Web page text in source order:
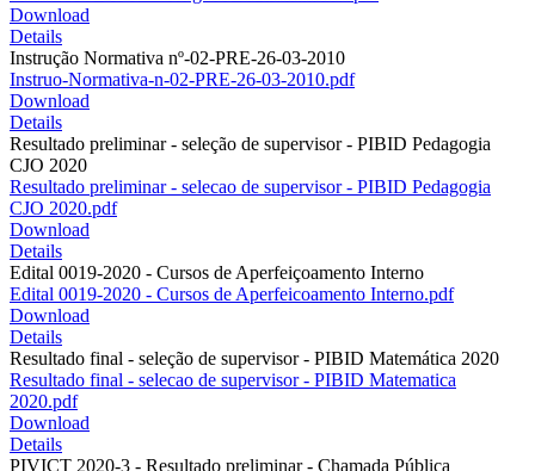
Download
Details
Instrução Normativa nº-02-PRE-26-03-2010
Instruo-Normativa-n-02-PRE-26-03-2010.pdf
Download
Details
Resultado preliminar - seleção de supervisor - PIBID Pedagogia
CJO 2020
Resultado preliminar - selecao de supervisor - PIBID Pedagogia
CJO 2020.pdf
Download
Details
Edital 0019-2020 - Cursos de Aperfeiçoamento Interno
Edital 0019-2020 - Cursos de Aperfeicoamento Interno.pdf
Download
Details
Resultado final - seleção de supervisor - PIBID Matemática 2020
Resultado final - selecao de supervisor - PIBID Matematica
2020.pdf
Download
Details
PIVICT 2020-3 - Resultado preliminar - Chamada Pública